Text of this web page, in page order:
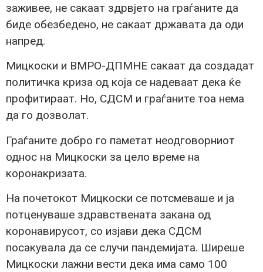
заживее, не сакаат здрвјето на граѓаните да
биде обезбедено, не сакаат државата да оди
напред.
Мицкоски и ВМРО-ДПМНЕ сакаат да создадат
политичка криза од која се надеваат дека ќе
профитираат. Но, СДСМ и граѓаните тоа нема
да го дозволат.
Граѓаните добро го паметат неодговорниот
однос на Мицкоски за цело време на
коронакризата.
На почетокот Мицкоски се потсмеваше и ја
потценуваше здравствената закана од
коронавирусот, со изјави дека СДСМ
посакувала да се случи пандемијата. Ширеше
Мицкоски лажни вести дека има само 100